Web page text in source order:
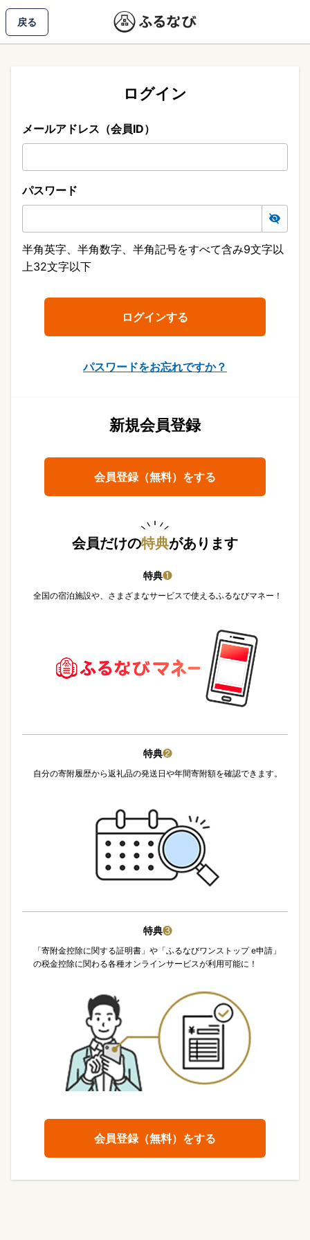
戻る
ログイン
メールアドレス（会員ID）
パスワード
半角英字、半角数字、半角記号をすべて含み9文字以
上32文字以下
パスワードをお忘れですか？
新規会員登録
会員登録（無料）をする
会員だけの特典があります
特典❶
全国の宿泊施設や、さまざまなサービスで使えるふるなびマネー！
特典❷
自分の寄附履歴から返礼品の発送日や年間寄附額を確認できます。
特典❸
「寄附金控除に関する証明書」や「ふるなびワンストップ e申請」
の税金控除に関わる各種オンラインサービスが利用可能に！
会員登録（無料）をする